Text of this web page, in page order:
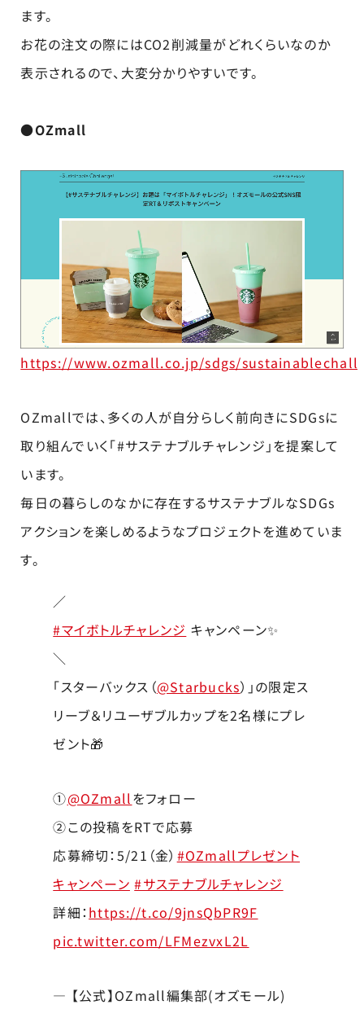
ます。
お花の注文の際にはCO2削減量がどれくらいなのか
表示されるので、大変分かりやすいです。
●OZmall
https://www.ozmall.co.jp/sdgs/
OZmallでは、多くの人が自分らしく前向きにSDGsに
取り組んでいく「#サステナブルチャレンジ」を提案して
います。
毎日の暮らしのなかに存在するサステナブルなSDGs
アクションを楽しめるようなプロジェクトを進めていま
す。
／
#マイボトルチャレンジ キャンペーン✨
＼
「スターバックス（@Starbucks）」の限定ス
リーブ＆リユーザブルカップを2名様にプレ
ゼント🎁
①@OZmall をフォロー
②この投稿をRTで応募
応募締切：5/21（金） #OZmallプレゼント
キャンペーン #サステナブルチャレンジ
詳細：https://t.co/9jnsQbPR9F
pic.twitter.com/LFMezvxL2L
— 【公式】OZmall編集部(オズモール)